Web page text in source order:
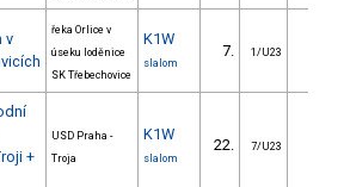
v
řeka Orlice v
úseku loděnice
SK Třebechovice
K1W
slalom
7. 1/U23
+
USD Praha -
Troja
K1W
slalom
22. 7/U23